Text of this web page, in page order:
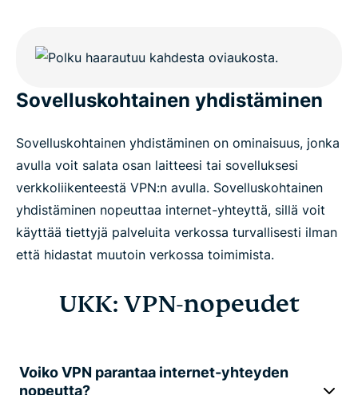
Sovelluskohtainen yhdistäminen
Sovelluskohtainen yhdistäminen on ominaisuus, jonka
avulla voit salata osan laitteesi tai sovelluksesi
verkkoliikenteestä VPN:n avulla. Sovelluskohtainen
yhdistäminen nopeuttaa internet-yhteyttä, sillä voit
käyttää tiettyjä palveluita verkossa turvallisesti ilman
että hidastat muutoin verkossa toimimista.
UKK: VPN-nopeudet
Voiko VPN parantaa internet-yhteyden
nopeutta?